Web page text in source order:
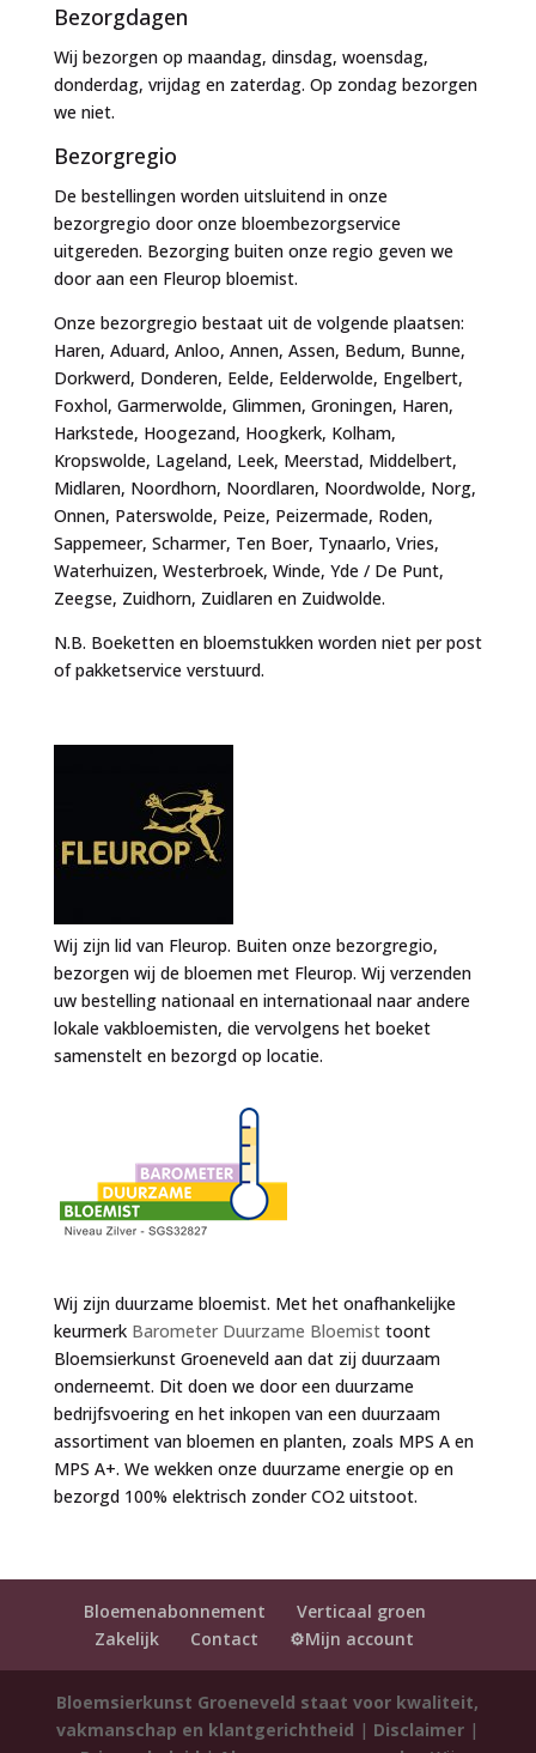
Bezorgdagen
Wij bezorgen op maandag, dinsdag, woensdag,
donderdag, vrijdag en zaterdag. Op zondag bezorgen
we niet.
Bezorgregio
De bestellingen worden uitsluitend in onze
bezorgregio door onze bloembezorgservice
uitgereden. Bezorging buiten onze regio geven we
door aan een Fleurop bloemist.
Onze bezorgregio bestaat uit de volgende plaatsen:
Haren, Aduard, Anloo, Annen, Assen, Bedum, Bunne,
Dorkwerd, Donderen, Eelde, Eelderwolde, Engelbert,
Foxhol, Garmerwolde, Glimmen, Groningen, Haren,
Harkstede, Hoogezand, Hoogkerk, Kolham,
Kropswolde, Lageland, Leek, Meerstad, Middelbert,
Midlaren, Noordhorn, Noordlaren, Noordwolde, Norg,
Onnen, Paterswolde, Peize, Peizermade, Roden,
Sappemeer, Scharmer, Ten Boer, Tynaarlo, Vries,
Waterhuizen, Westerbroek, Winde, Yde / De Punt,
Zeegse, Zuidhorn, Zuidlaren en Zuidwolde.
N.B. Boeketten en bloemstukken worden niet per post
of pakketservice verstuurd.
Wij zijn lid van Fleurop. Buiten onze bezorgregio,
bezorgen wij de bloemen met Fleurop. Wij verzenden
uw bestelling nationaal en internationaal naar andere
lokale vakbloemisten, die vervolgens het boeket
samenstelt en bezorgd op locatie.
Wij zijn duurzame bloemist. Met het onafhankelijke
keurmerk Barometer Duurzame Bloemisttoont
Bloemsierkunst Groeneveld aan dat zij duurzaam
onderneemt. Dit doen we door een duurzame
bedrijfsvoering en het inkopen van een duurzaam
assortiment van bloemen en planten, zoals MPS A en
MPS A+. We wekken onze duurzame energie op en
bezorgd 100% elektrisch zonder CO2 uitstoot.
Bloemenabonnement
Verticaal groen
Zakelijk
Contact ⚙️Mijn account
Bloemsierkunst Groeneveld staat voor kwaliteit,
vakmanschap en klantgerichtheid | Disclaimer |